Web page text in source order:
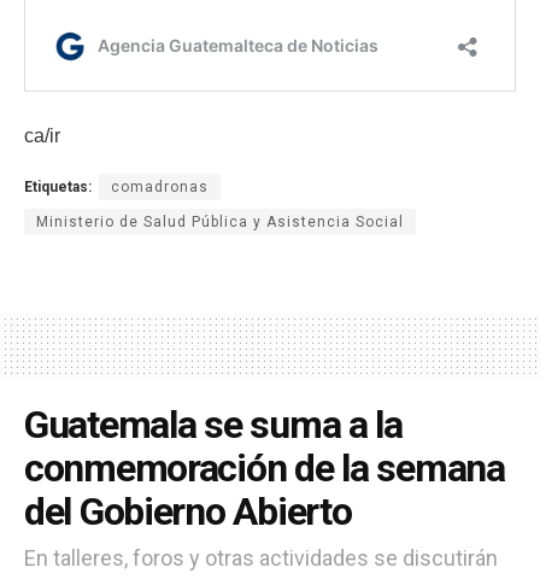
ca/ir
Etiquetas: comadronas
Ministerio de Salud Pública y Asistencia Social
Guatemala se suma a la
conmemoración de la semana
del Gobierno Abierto
En talleres, foros y otras actividades se discutirán